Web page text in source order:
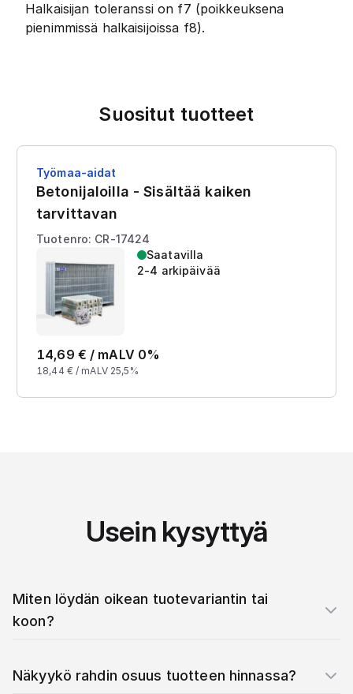
Halkaisijan toleranssi on f7 (poikkeuksena
pienimmissä halkaisijoissa f8).
Suositut tuotteet
Työmaa-aidat
Betonijaloilla - Sisältää kaiken
tarvittavan
Tuotenro: CR-17424
Saatavilla
2-4 arkipäivää
14,69 € / mALV 0%
18,44 € / mALV 25,5%
Usein kysyttyä
Miten löydän oikean tuotevariantin tai
koon?
Näkyykö rahdin osuus tuotteen hinnassa?